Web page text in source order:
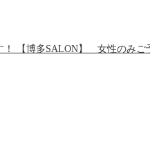
！ 【博多SALON】 女性のみご